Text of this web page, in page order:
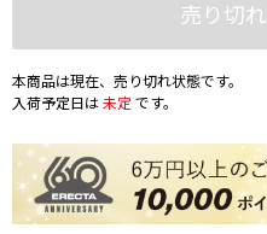
売り切れ
本商品は現在、売り切れ状態です。
入荷予定日は未定 です。